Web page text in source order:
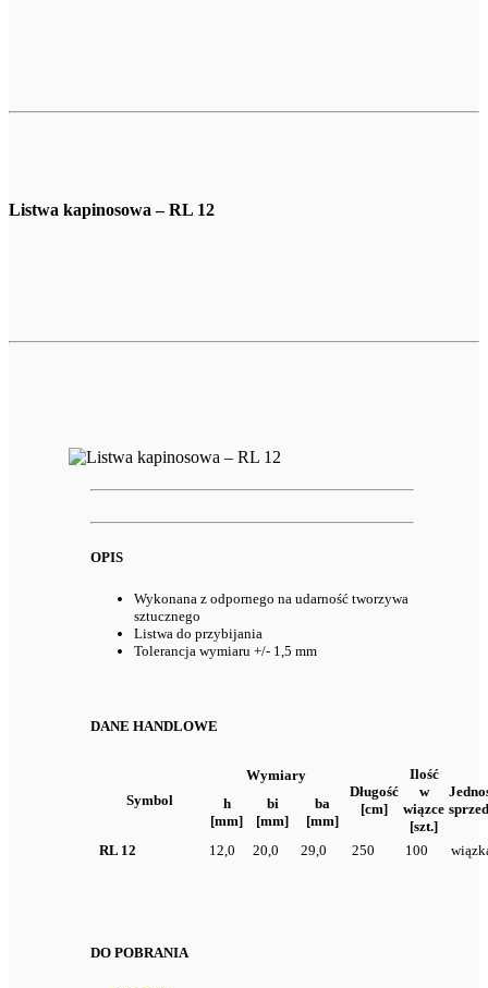
Listwa kapinosowa – RL 12
OPIS
Wykonana z odpornego na udarność tworzywa
sztucznego
Listwa do przybijania
Tolerancja wymiaru +/- 1,5 mm
DANE HANDLOWE
Symbol
Wymiary
Długość
[cm]
Ilość
w
wiązce
[szt.]
h
[mm]
bi
[mm]
ba
[mm]
RL 12
12,0 20,0 29,0 250 100
DO POBRANIA